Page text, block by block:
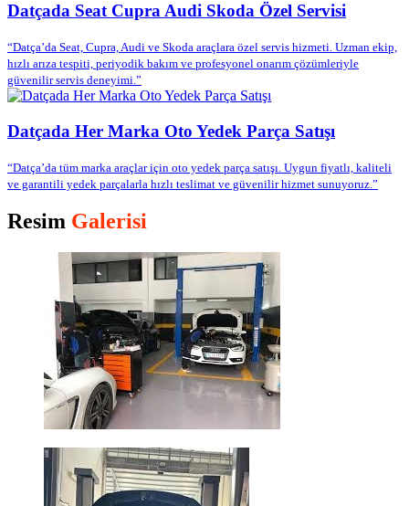
Datçada Seat Cupra Audi Skoda Özel Servisi
“Datça’da Seat, Cupra, Audi ve Skoda araçlara özel servis hizmeti. Uzman ekip,
hızlı arıza tespiti, periyodik bakım ve profesyonel onarım çözümleriyle
güvenilir servis deneyimi.”
Datçada Her Marka Oto Yedek Parça Satışı
“Datça’da tüm marka araçlar için oto yedek parça satışı. Uygun fiyatlı, kaliteli
ve garantili yedek parçalarla hızlı teslimat ve güvenilir hizmet sunuyoruz.”
Resim Galerisi